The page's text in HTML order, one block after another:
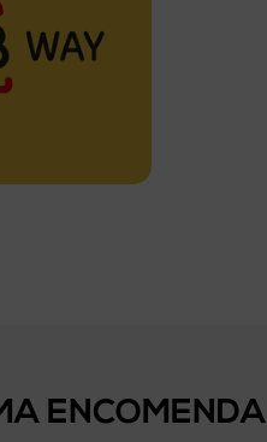
ENCOMENDA